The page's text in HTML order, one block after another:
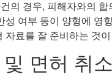
의 경우, 피해자와의 합
성 여부 등이 양형에 영
자료를 잘 준비하는 것
면허 취소